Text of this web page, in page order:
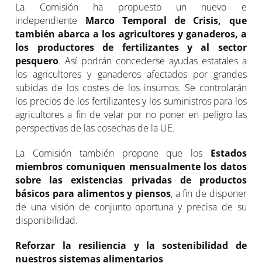
La Comisión ha propuesto un nuevo e
independiente Marco Temporal de Crisis, que
también abarca a los agricultores y ganaderos, a
los productores de fertilizantes y al sector
pesquero. Así podrán concederse ayudas estatales a
los agricultores y ganaderos afectados por grandes
subidas de los costes de los insumos. Se controlarán
los precios de los fertilizantes y los suministros para los
agricultores a fin de velar por no poner en peligro las
perspectivas de las cosechas de la UE.
La Comisión también propone que los Estados
miembros comuniquen mensualmente los datos
sobre las existencias privadas de productos
básicos para alimentos y piensos, a fin de disponer
de una visión de conjunto oportuna y precisa de su
disponibilidad.
Reforzar la resiliencia y la sostenibilidad de
nuestros sistemas alimentarios